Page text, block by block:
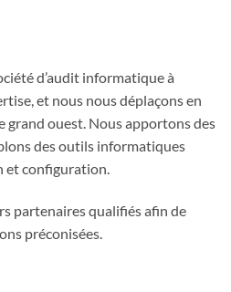
d’audit informatique à
et nous nous déplaçons en
grand ouest. Nous apportons des
des outils informatiques
et configuration.
partenaires qualifiés afin de
préconisées.